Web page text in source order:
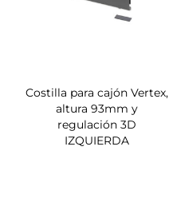
Costilla para cajón Vertex,
altura 93mm y
regulación 3D
IZQUIERDA